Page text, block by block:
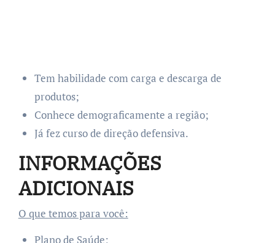
Tem habilidade com carga e descarga de
produtos;
Conhece demograficamente a região;
Já fez curso de direção defensiva.
INFORMAÇÕES
ADICIONAIS
O que temos para você:
Plano de Saúde;